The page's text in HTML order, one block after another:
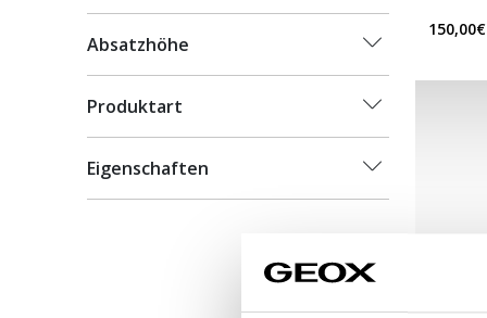
Absatzhöhe
Produktart
Eigenschaften
150,00€